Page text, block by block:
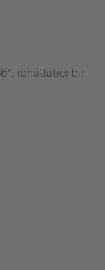
rahatlatıcı bir